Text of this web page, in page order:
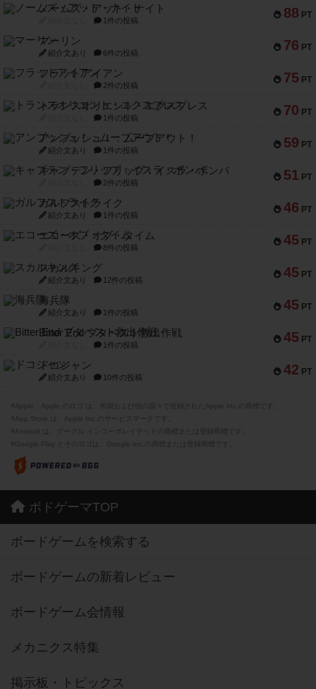
88 PT
ノームズ・アット・ナイト
1件の投稿
76 PT
マーリン
紹介文あり 6件の投稿
75 PT
フラットアイアン
2件の投稿
70 PT
トランスオリエント・エクスプレス
1件の投稿
59 PT
アンブッシュ！：ムーブアウト！
紹介文あり 1件の投稿
51 PT
キャプテン・フリップ：イスラ・ボンバ
2件の投稿
46 PT
ガルフストライク
紹介文あり 1件の投稿
45 PT
エコーズ・オブ・タイム
8件の投稿
45 PT
スカルキング
紹介文あり 12件の投稿
45 PT
海兵隊
紹介文あり 1件の投稿
45 PT
Bitter End ブタペスト救出作戦
1件の投稿
42 PT
ドコジャン
紹介文あり 10件の投稿
※Apple、Apple のロゴ は、米国および他の国々で登録されたApple Inc.の商標です。
※App Store は、Apple Inc.のサービスマークです。
※Android は、グーグル インコーポレイテッドの商標または登録商標です。
※Google Play とそのロゴは、Google Inc.の商標または登録商標です。
ボドゲーマTOP
ボードゲームを検索する
ボードゲームの新着レビュー
ボードゲーム会情報
メカニクス特集
掲示板・トピックス